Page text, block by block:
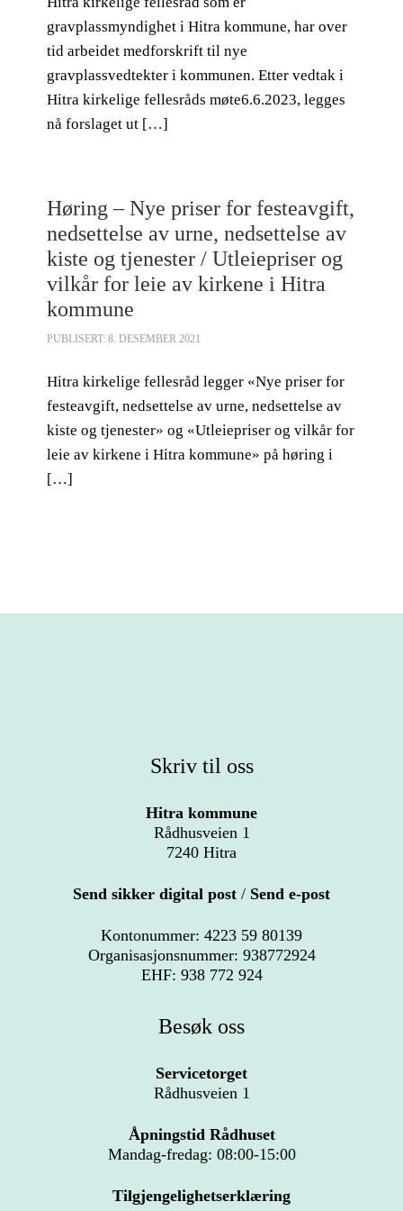
gravplassmyndighet i Hitra kommune, har over
tid arbeidet medforskrift til nye
gravplassvedtekter i kommunen. Etter vedtak i
Hitra kirkelige fellesråds møte6.6.2023, legges
nå forslaget ut […]
Høring – Nye priser for festeavgift,
nedsettelse av urne, nedsettelse av
kiste og tjenester / Utleiepriser og
vilkår for leie av kirkene i Hitra
kommune
PUBLISERT: 8. DESEMBER 2021
Hitra kirkelige fellesråd legger «Nye priser for
festeavgift, nedsettelse av urne, nedsettelse av
kiste og tjenester» og «Utleiepriser og vilkår for
leie av kirkene i Hitra kommune» på høring i
[…]
Skriv til oss
Hitra kommune
Rådhusveien 1
7240 Hitra
Send sikker digital post / Send e-post
Kontonummer: 4223 59 80139
Organisasjonsnummer: 938772924
EHF: 938 772 924
Besøk oss
Servicetorget
Rådhusveien 1
Åpningstid Rådhuset
Mandag-fredag: 08:00-15:00
Tilgjengelighetserklæring